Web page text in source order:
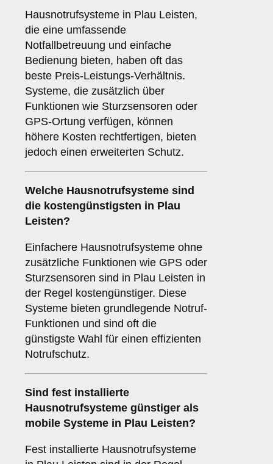
Hausnotrufsysteme in Plau Leisten,
die eine umfassende
Notfallbetreuung und einfache
Bedienung bieten, haben oft das
beste Preis-Leistungs-Verhältnis.
Systeme, die zusätzlich über
Funktionen wie Sturzsensoren oder
GPS-Ortung verfügen, können
höhere Kosten rechtfertigen, bieten
jedoch einen erweiterten Schutz.
Welche Hausnotrufsysteme sind
die kostengünstigsten in Plau
Leisten?
Einfachere Hausnotrufsysteme ohne
zusätzliche Funktionen wie GPS oder
Sturzsensoren sind in Plau Leisten in
der Regel kostengünstiger. Diese
Systeme bieten grundlegende Notruf-
Funktionen und sind oft die
günstigste Wahl für einen effizienten
Notrufschutz.
Sind fest installierte
Hausnotrufsysteme günstiger als
mobile Systeme in Plau Leisten?
Fest installierte Hausnotrufsysteme